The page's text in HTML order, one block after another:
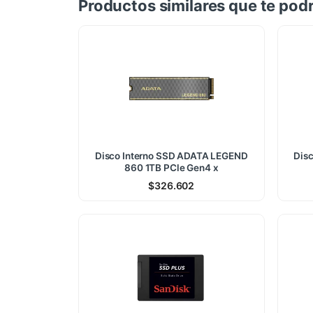
Productos similares que te
Disco Interno SSD ADATA LEGEND
860 1TB PCle Gen4 x
$326.602